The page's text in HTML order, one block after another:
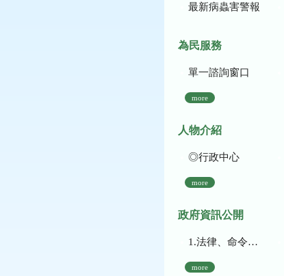
最新病蟲害警報
為民服務
單一諮詢窗口
more
人物介紹
◎行政中心
more
政府資訊公開
1.法律、命令、法規命令
more